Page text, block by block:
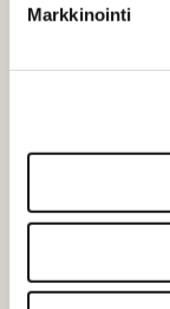
Markkinointi
yhteyttä